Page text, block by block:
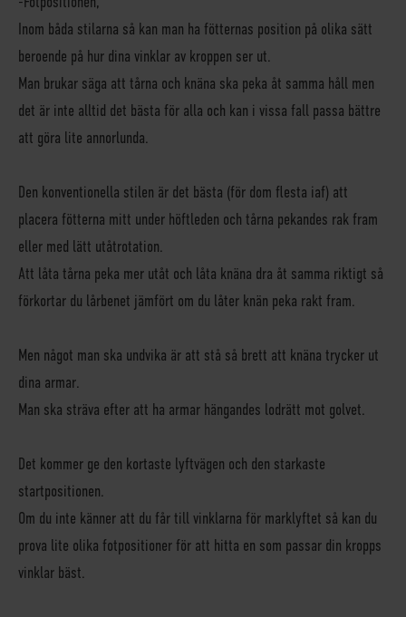
Inom båda stilarna så kan man ha fötternas position på olika sätt
beroende på hur dina vinklar av kroppen ser ut.
Man brukar säga att tårna och knäna ska peka åt samma håll men
det är inte alltid det bästa för alla och kan i vissa fall passa bättre
att göra lite annorlunda.
Den konventionella stilen är det bästa (för dom flesta iaf) att
placera fötterna mitt under höftleden och tårna pekandes rak fram
eller med lätt utåtrotation.
Att låta tårna peka mer utåt och låta knäna dra åt samma riktigt så
förkortar du lårbenet jämfört om du låter knän peka rakt fram.
Men något man ska undvika är att stå så brett att knäna trycker ut
dina armar.
Man ska sträva efter att ha armar hängandes lodrätt mot golvet.
Det kommer ge den kortaste lyftvägen och den starkaste
startpositionen.
Om du inte känner att du får till vinklarna för marklyftet så kan du
prova lite olika fotpositioner för att hitta en som passar din kropps
vinklar bäst.